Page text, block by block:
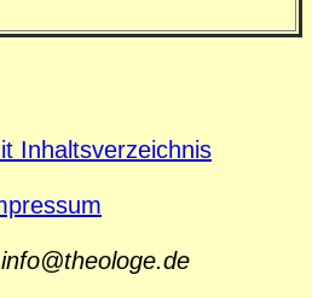
Inhaltsverzeichnis
info@theologe.de